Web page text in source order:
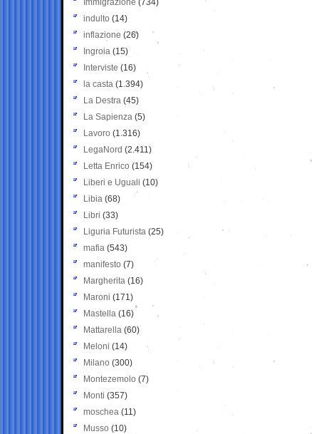
Immigrazione (734)
indulto (14)
inflazione (26)
Ingroia (15)
Interviste (16)
la casta (1.394)
La Destra (45)
La Sapienza (5)
Lavoro (1.316)
LegaNord (2.411)
Letta Enrico (154)
Liberi e Uguali (10)
Libia (68)
Libri (33)
Liguria Futurista (25)
mafia (543)
manifesto (7)
Margherita (16)
Maroni (171)
Mastella (16)
Mattarella (60)
Meloni (14)
Milano (300)
Montezemolo (7)
Monti (357)
moschea (11)
Musso (10)